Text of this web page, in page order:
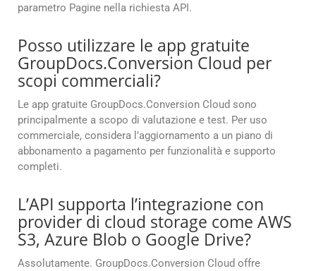
parametro Pagine nella richiesta API.
Posso utilizzare le app gratuite
GroupDocs.Conversion Cloud per
scopi commerciali?
Le app gratuite GroupDocs.Conversion Cloud sono
principalmente a scopo di valutazione e test. Per uso
commerciale, considera l’aggiornamento a un piano di
abbonamento a pagamento per funzionalità e supporto
completi.
L’API supporta l’integrazione con
provider di cloud storage come AWS
S3, Azure Blob o Google Drive?
Assolutamente. GroupDocs.Conversion Cloud offre